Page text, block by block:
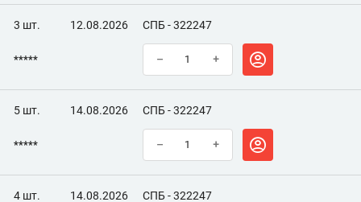
3 шт. 12.08.2026 СПБ - 322247
***** – +
5 шт. 14.08.2026 СПБ - 322247
***** – +
4 шт. 14.08.2026 СПБ - 322247